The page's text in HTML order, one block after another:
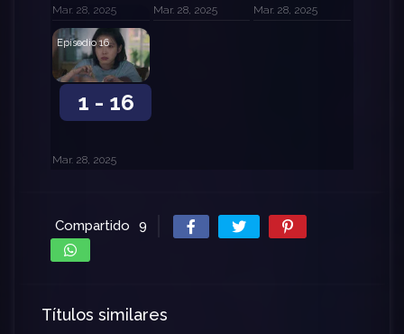
Mar. 28, 2025 Mar. 28, 2025 Mar. 28, 2025
1 - 16
Episodio 16
Mar. 28, 2025
Compartido 9
Títulos similares